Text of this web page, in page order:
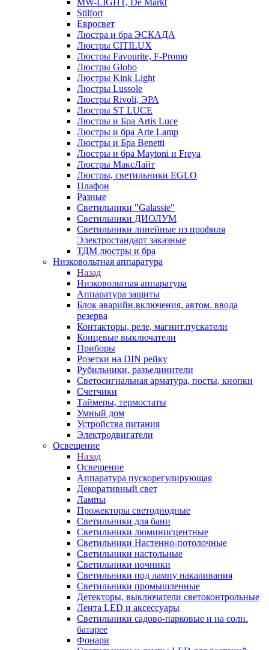
MW-LIGHT, De Markt
Stilfort
Евросвет
Люстра и бра ЭСКАДА
Люстры CITILUX
Люстры Favourite, F-Promo
Люстры Globo
Люстры Kink Light
Люстры Lussole
Люстры Rivoli, ЭРА
Люстры ST LUCE
Люстры и Бра Artis Luce
Люстры и бра Arte Lamp
Люстры и Бра Benetti
Люстры и бра Maytoni и Freya
Люстры МаксЛайт
Люстры, светильники EGLO
Плафон
Разные
Светильники "Galassie"
Светильники ДИОЛУМ
Светильники линейные из профиля
Электростандарт заказные
ТДМ люстры и бра
Низковольтная аппаратура
Назад
Низковольтная аппаратура
Аппаратура защиты
Блок аварийн.включения, автом. ввода
резерва
Контакторы, реле, магнит.пускатели
Концевые выключатели
Приборы
Розетки на DIN рейку
Рубильники, разъединители
Светосигнальная арматура, посты, кнопки
Счетчики
Таймеры, термостаты
Умный дом
Устройства питания
Электродвигатели
Освещение
Назад
Освещение
Аппаратура пускорегулирующая
Декоративный свет
Лампы
Прожекторы светодиодные
Светильники для бани
Светильники люминисцентные
Светильники Настенно-потолочные
Светильники настольные
Светильники ночники
Светильники под лампу накаливания
Светильники промышленные
Детекторы, выключатели светоконтрольные
Лента LED и аксессуары
Светильники садово-парковые и на солн.
батарее
Фонари